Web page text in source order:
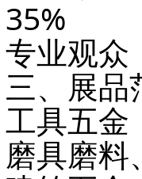
35%
专业观众
三、展品
工具五金
磨具磨料